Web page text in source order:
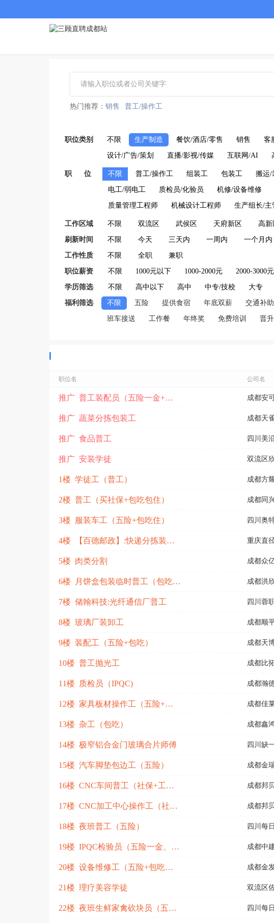
热门推荐： 销售 普工/操作工
职位类别 不限 生产制造 餐饮/酒店/零售 销售 客
设计/广告/策划 直播/影视/传媒 互联网/AI
职 位 不限 普工/操作工 组装工 包装工 搬运/
电工/弱电工 质检员/化验员 机修/设备维修
质量管理工程师 机械设计工程师 生产组长/主
工作区域 不限 双流区 武侯区 天府新区 高新
刷新时间 不限 今天 三天内 一周内 一个月内
工作性质 不限 全职 兼职
职位薪资 不限 1000元以下 1000-2000元 2000-3000元
学历筛选 不限 高中以下 高中 中专/技校 大专
福利筛选 不限 五险 提供食宿 年底双薪 交通补助
班车接送 工作餐 年终奖 免费培训 晋
职位名 公司名
推广 普工装配员（五险一金+包吃住） 成都安
推广 蔬菜分拣包装工 成都天
推广 食品普工 四川美
推广 安装学徒 双流区
1楼 学徒工（普工） 成都方
2楼 普工（买社保+包吃包住） 成都同
3楼 服装车工（五险+包吃住） 四川奥
4楼 【百德邮政】:快递分拣装卸工 重庆直
5楼 肉类分割 成都众
6楼 月饼盒包装临时普工（包吃2餐） 成都洪
7楼 储翰科技:光纤通信厂普工 四川蓉
8楼 玻璃厂装卸工 成都顺
9楼 装配工（五险+包吃） 成都天
10楼 普工抛光工 成都比
11楼 质检员（IPQC) 成都瀚
12楼 家具板材操作工（五险+包吃住） 成都佳
13楼 杂工（包吃） 成都鑫
14楼 极窄铝合金门玻璃合片师傅 四川缺
15楼 汽车脚垫包边工（五险） 成都金
16楼 CNC车间普工（社保+工作餐+住宿） 成都邦
17楼 CNC加工中心操作工（社保+包住+工作餐） 成都邦
18楼 夜班普工（五险） 四川每
19楼 IPQC检验员（五险一金、包吃包住） 成都中
20楼 设备维修工（五险+包吃住） 成都金
21楼 理疗美容学徒 双流区
22楼 夜班生鲜家禽砍块员（五险） 四川每